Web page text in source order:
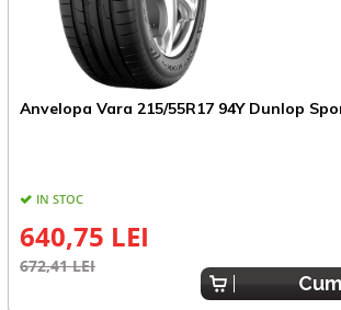
Anvelopa Vara 215/55R17 94Y Dunlop
IN STOC
640,75 LEI
672,41 LEI